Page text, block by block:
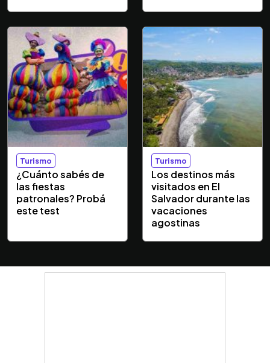
Turismo
¿Cuánto sabés de
las fiestas
patronales? Probá
este test
Turismo
Los destinos más
visitados en El
Salvador durante las
vacaciones
agostinas